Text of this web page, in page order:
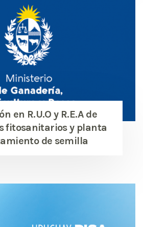
en R.U.O y R.E.A de
fitosanitarios y planta
de semilla